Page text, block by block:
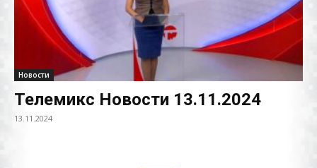
Новости
Телемикс Новости 13.11.2024
13.11.2024